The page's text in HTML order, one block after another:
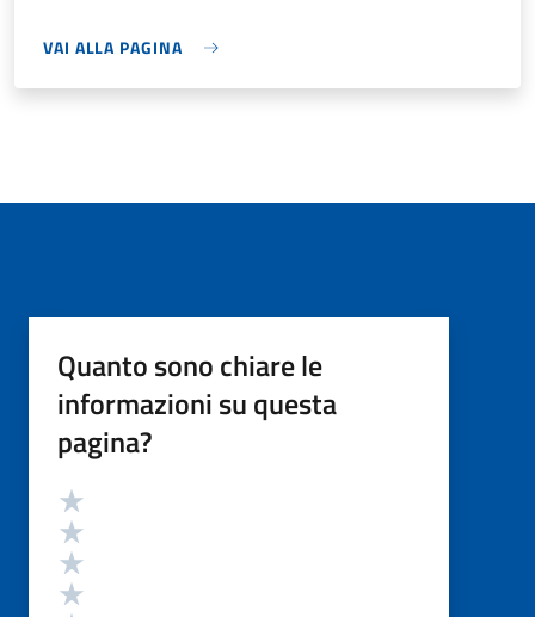
VAI ALLA PAGINA
Quanto sono chiare le
informazioni su questa
pagina?
Valutazione